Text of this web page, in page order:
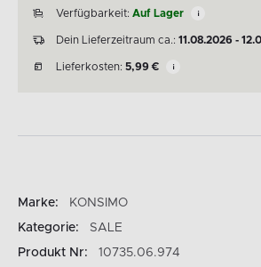
Verfügbarkeit: Auf Lager
Dein Lieferzeitraum ca.: 11.08.2026 -
Lieferkosten: 5,99 €
Marke:
KONSIMO
Kategorie:
SALE
Produkt Nr:
10735.06.974